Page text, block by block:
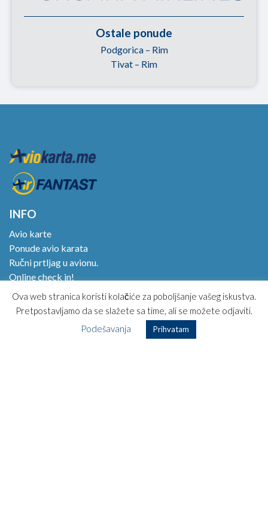
Ostale ponude
Podgorica – Rim
Tivat – Rim
INFO
Avio karte
Ponude avio karata
Ručni prtljag u avionu.
Online check in!
Magazin
Kako kupiti avio kartu?
Posebni uslovi putovanja
Ova web stranica koristi kolačiće za poboljšanje vašeg iskustva.
Pretpostavljamo da se slažete sa time, ali se možete odjaviti.
Podešavanja
Prihvatam